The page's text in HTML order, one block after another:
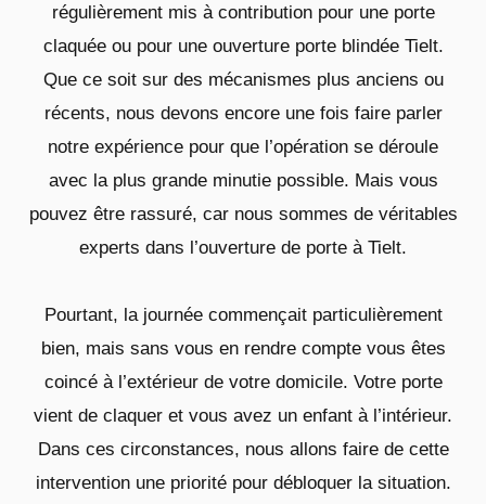
régulièrement mis à contribution pour une porte
claquée ou pour une ouverture porte blindée Tielt.
Que ce soit sur des mécanismes plus anciens ou
récents, nous devons encore une fois faire parler
notre expérience pour que l’opération se déroule
avec la plus grande minutie possible. Mais vous
pouvez être rassuré, car nous sommes de véritables
experts dans l’ouverture de porte à Tielt.
Pourtant, la journée commençait particulièrement
bien, mais sans vous en rendre compte vous êtes
coincé à l’extérieur de votre domicile. Votre porte
vient de claquer et vous avez un enfant à l’intérieur.
Dans ces circonstances, nous allons faire de cette
intervention une priorité pour débloquer la situation.